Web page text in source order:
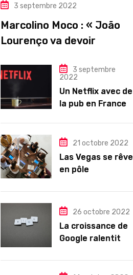
3 septembre 2022
Marcolino Moco : « João
Lourenço va devoir
illégitimité visible »
3 septembre
2022
Un Netflix avec de
la pub en France
pour les abonnés
?
21 octobre 2022
Las Vegas se rêve
en pôle
26 octobre 2022
La croissance de
Google ralentit